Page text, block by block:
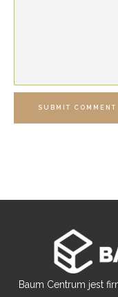
SUBMIT COMMENT
Baum Centrum jest